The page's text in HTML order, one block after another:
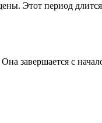
Этот период длится
завершается с